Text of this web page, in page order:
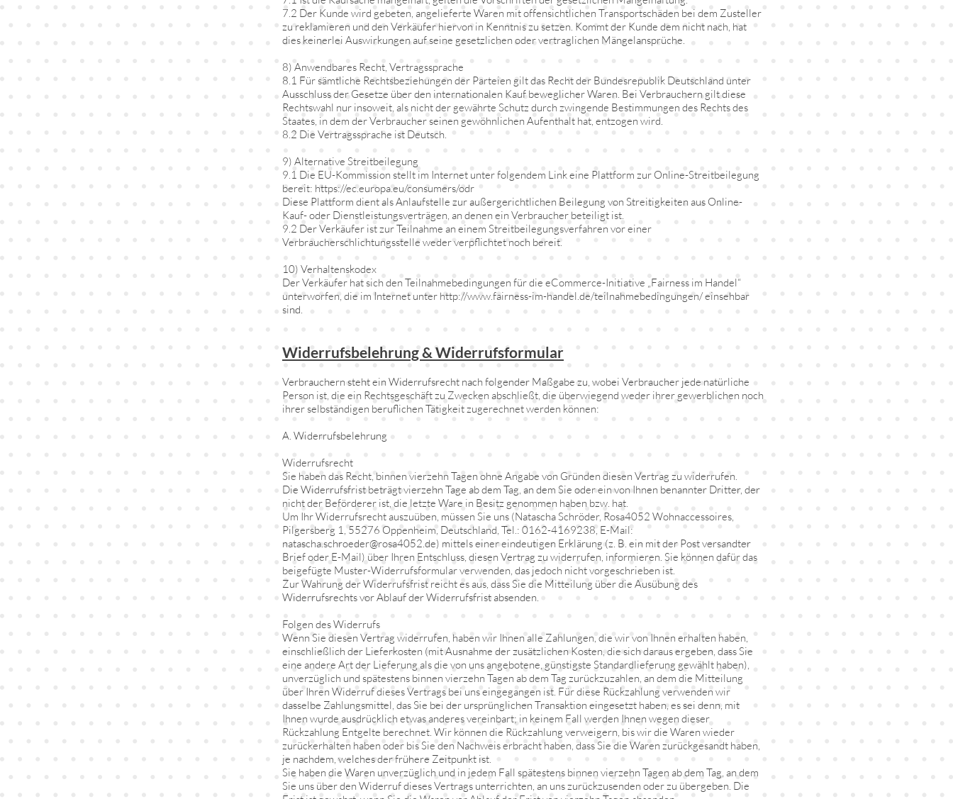
7.2 Der Kunde wird gebeten, angelieferte Waren mit offensichtlichen Transportschäden bei dem Zusteller
zu reklamieren und den Verkäufer hiervon in Kenntnis zu setzen. Kommt der Kunde dem nicht nach, hat
dies keinerlei Auswirkungen auf seine gesetzlichen oder vertraglichen Mängelansprüche.
8) Anwendbares Recht, Vertragssprache
8.1 Für sämtliche Rechtsbeziehungen der Parteien gilt das Recht der Bundesrepublik Deutschland unter
Ausschluss der Gesetze über den internationalen Kauf beweglicher Waren. Bei Verbrauchern gilt diese
Rechtswahl nur insoweit, als nicht der gewährte Schutz durch zwingende Bestimmungen des Rechts des
Staates, in dem der Verbraucher seinen gewöhnlichen Aufenthalt hat, entzogen wird.
8.2 Die Vertragssprache ist Deutsch.
9) Alternative Streitbeilegung
9.1 Die EU-Kommission stellt im Internet unter folgendem Link eine Plattform zur Online-Streitbeilegung
bereit: https://ec.europa.eu/consumers/odr
Diese Plattform dient als Anlaufstelle zur außergerichtlichen Beilegung von Streitigkeiten aus Online-
Kauf- oder Dienstleistungsverträgen, an denen ein Verbraucher beteiligt ist.
9.2 Der Verkäufer ist zur Teilnahme an einem Streitbeilegungsverfahren vor einer
Verbraucherschlichtungsstelle weder verpflichtet noch bereit.
10) Verhaltenskodex
Der Verkäufer hat sich den Teilnahmebedingungen für die eCommerce-Initiative „Fairness im Handel“
unterworfen, die im Internet unter http://www.fairness-im-handel.de/teilnahmebedingungen/ einsehbar
sind.
Widerrufsbelehrung & Widerrufsformular
Verbrauchern steht ein Widerrufsrecht nach folgender Maßgabe zu, wobei Verbraucher jede natürliche
Person ist, die ein Rechtsgeschäft zu Zwecken abschließt, die überwiegend weder ihrer gewerblichen noch
ihrer selbständigen beruflichen Tätigkeit zugerechnet werden können:
A. Widerrufsbelehrung
Widerrufsrecht
Sie haben das Recht, binnen vierzehn Tagen ohne Angabe von Gründen diesen Vertrag zu widerrufen.
Die Widerrufsfrist beträgt vierzehn Tage ab dem Tag, an dem Sie oder ein von Ihnen benannter Dritter, der
nicht der Beförderer ist, die letzte Ware in Besitz genommen haben bzw. hat.
Um Ihr Widerrufsrecht auszuüben, müssen Sie uns (Natascha Schröder, Rosa4052 Wohnaccessoires,
Pilgersberg 1, 55276 Oppenheim, Deutschland, Tel.: 0162-4169238, E-Mail:
natascha.schroeder@rosa4052.de) mittels einer eindeutigen Erklärung (z. B. ein mit der Post versandter
Brief oder E-Mail) über Ihren Entschluss, diesen Vertrag zu widerrufen, informieren. Sie können dafür das
beigefügte Muster-Widerrufsformular verwenden, das jedoch nicht vorgeschrieben ist.
Zur Wahrung der Widerrufsfrist reicht es aus, dass Sie die Mitteilung über die Ausübung des
Widerrufsrechts vor Ablauf der Widerrufsfrist absenden.
Folgen des Widerrufs
Wenn Sie diesen Vertrag widerrufen, haben wir Ihnen alle Zahlungen, die wir von Ihnen erhalten haben,
einschließlich der Lieferkosten (mit Ausnahme der zusätzlichen Kosten, die sich daraus ergeben, dass Sie
eine andere Art der Lieferung als die von uns angebotene, günstigste Standardlieferung gewählt haben),
unverzüglich und spätestens binnen vierzehn Tagen ab dem Tag zurückzuzahlen, an dem die Mitteilung
über Ihren Widerruf dieses Vertrags bei uns eingegangen ist. Für diese Rückzahlung verwenden wir
dasselbe Zahlungsmittel, das Sie bei der ursprünglichen Transaktion eingesetzt haben, es sei denn, mit
Ihnen wurde ausdrücklich etwas anderes vereinbart; in keinem Fall werden Ihnen wegen dieser
Rückzahlung Entgelte berechnet. Wir können die Rückzahlung verweigern, bis wir die Waren wieder
zurückerhalten haben oder bis Sie den Nachweis erbracht haben, dass Sie die Waren zurückgesandt haben,
je nachdem, welches der frühere Zeitpunkt ist.
Sie haben die Waren unverzüglich und in jedem Fall spätestens binnen vierzehn Tagen ab dem Tag, an dem
Sie uns über den Widerruf dieses Vertrags unterrichten, an uns zurückzusenden oder zu übergeben. Die